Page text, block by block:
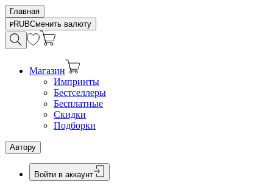
Главная
RUBСменить валюту
Магазин
Импринты
Бестселлеры
Бесплатные
Скидки
Подборки
Автору
Войти в аккаунт